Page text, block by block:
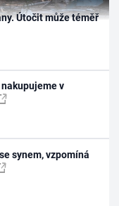
Útočit může téměř
v
synem, vzpomíná